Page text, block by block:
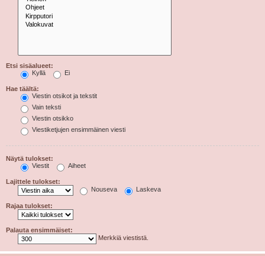
Etsi sisäalueet:
Kyllä
Ei
Hae täältä:
Viestin otsikot ja tekstit
Vain teksti
Viestin otsikko
Viestiketjujen ensimmäinen viesti
Näytä tulokset:
Viestit
Aiheet
Lajittele tulokset:
Nouseva
Laskeva
Rajaa tulokset:
Palauta ensimmäiset:
Merkkiä viestistä.